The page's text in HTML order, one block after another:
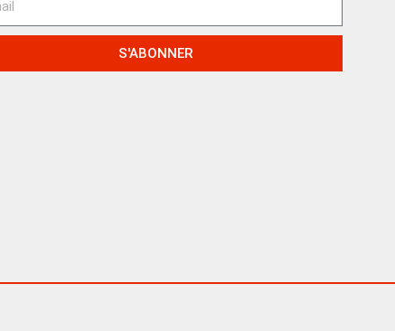
S'ABONNER